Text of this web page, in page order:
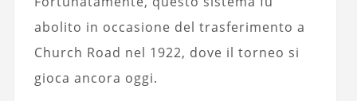
abolito in occasione del trasferimento a
Church Road nel 1922, dove il torneo si
gioca ancora oggi.